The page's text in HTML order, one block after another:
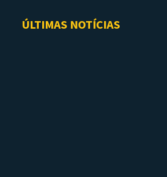
ÚLTIMAS NOTÍCIAS